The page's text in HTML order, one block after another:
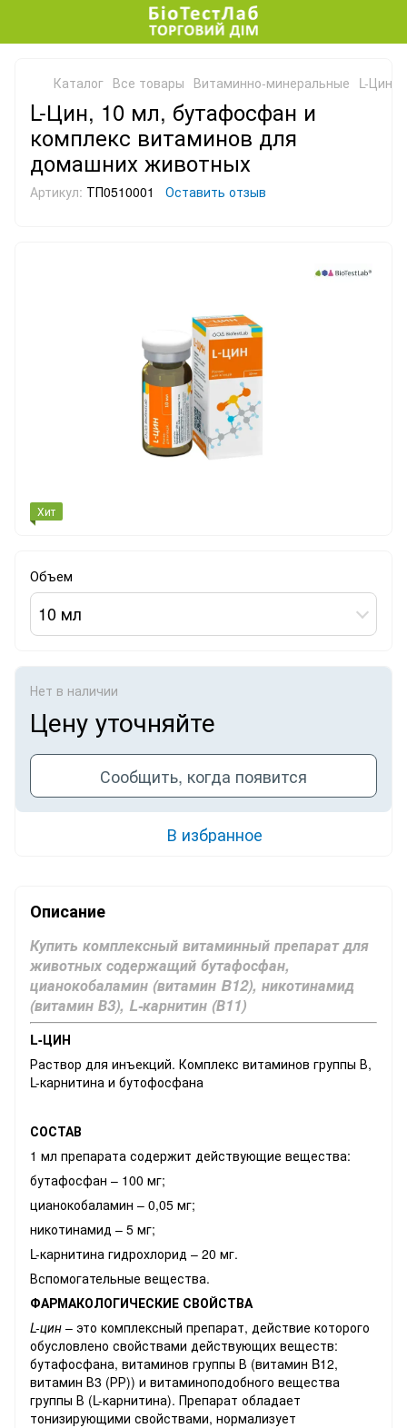
Каталог Все товары Витаминно-минеральные L-Цин,
L-Цин, 10 мл, бутафосфан и
комплекс витаминов для
домашних животных
Артикул: ТП0510001 Оставить отзыв
Хит
Объем
10 мл
Нет в наличии
Цену уточняйте
Сообщить, когда появится
В избранное
Описание
Купить комплексный витаминный препарат для
животных содержащий бутафосфан,
цианокобаламин (витамин B12), никотинамид
(витамин В3), L-карнитин (В11)
L-ЦИН
Раствор для инъекций. Комплекс витаминов группы В,
L-карнитина и бутофосфана
СОСТАВ
1 мл препарата содержит действующие вещества:
бутафосфан – 100 мг;
цианокобаламин – 0,05 мг;
никотинамид – 5 мг;
L-карнитина гидрохлорид – 20 мг.
Вспомогательные вещества.
ФАРМАКОЛОГИЧЕСКИЕ СВОЙСТВА
L-цин – это комплексный препарат, действие которого
обусловлено свойствами действующих веществ:
бутафосфана, витаминов группы В (витамин B12,
витамин В3 (РР)) и витаминоподобного вещества
группы В (L-карнитина). Препарат обладает
тонизирующими свойствами, нормализует